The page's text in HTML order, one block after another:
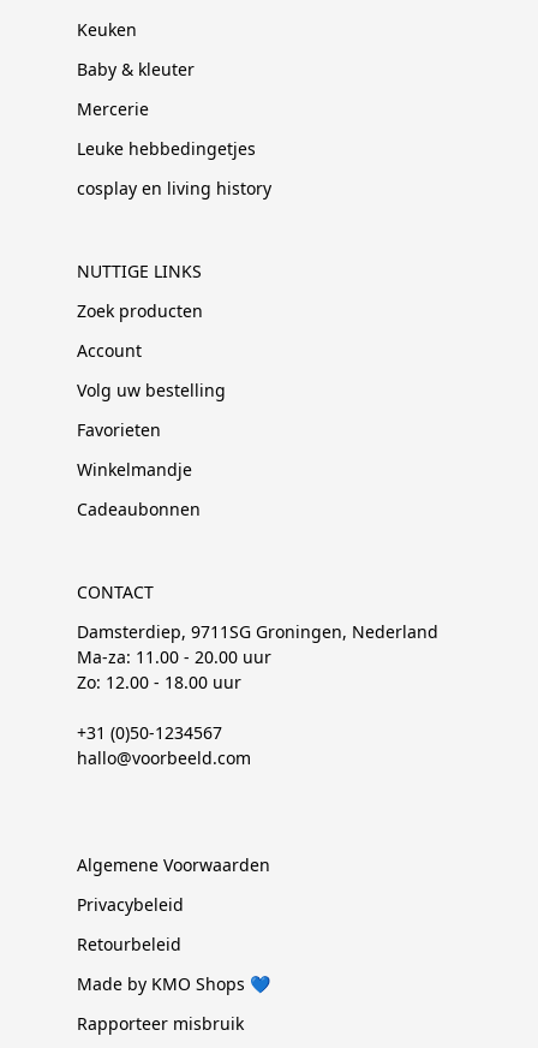
Keuken
Baby & kleuter
Mercerie
Leuke hebbedingetjes
cosplay en living history
NUTTIGE LINKS
Zoek producten
Account
Volg uw bestelling
Favorieten
Winkelmandje
Cadeaubonnen
CONTACT
Damsterdiep, 9711SG Groningen, Nederland
Ma-za: 11.00 - 20.00 uur
Zo: 12.00 - 18.00 uur
+31 (0)50-1234567
hallo@voorbeeld.com
Algemene Voorwaarden
Privacybeleid
Retourbeleid
Made by KMO Shops 💙
Rapporteer misbruik